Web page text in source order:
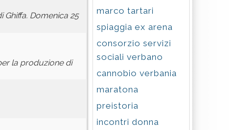
Domenica 25
la produzione di
marco tartari
spiaggia ex arena
consorzio servizi
sociali verbano
cannobio verbania
maratona
preistoria
incontri donna